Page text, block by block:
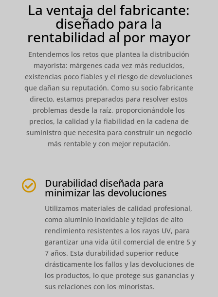
La ventaja del fabricante:
diseñado para la
rentabilidad al por mayor
Entendemos los retos que plantea la distribución
mayorista: márgenes cada vez más reducidos,
existencias poco fiables y el riesgo de devoluciones
que dañan su reputación. Como su socio fabricante
directo, estamos preparados para resolver estos
problemas desde la raíz, proporcionándole los
precios, la calidad y la fiabilidad en la cadena de
suministro que necesita para construir un negocio
más rentable y con mejor reputación.
 Durabilidad diseñada para
minimizar las devoluciones
Utilizamos materiales de calidad profesional,
como aluminio inoxidable y tejidos de alto
rendimiento resistentes a los rayos UV, para
garantizar una vida útil comercial de entre 5 y
7 años. Esta durabilidad superior reduce
drásticamente los fallos y las devoluciones de
los productos, lo que protege sus ganancias y
sus relaciones con los minoristas.